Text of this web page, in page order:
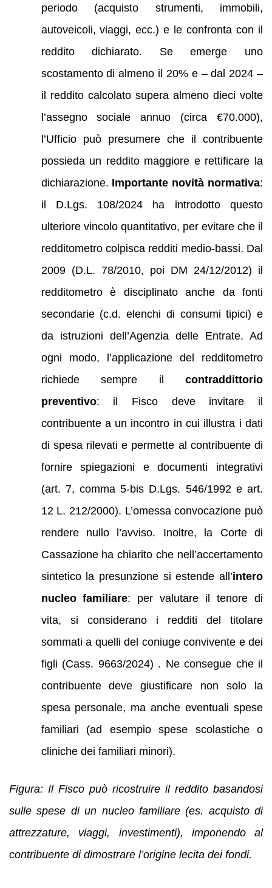
periodo (acquisto strumenti, immobili,
autoveicoli, viaggi, ecc.) e le confronta con il
reddito dichiarato. Se emerge uno
scostamento di almeno il 20% e – dal 2024 –
il reddito calcolato supera almeno dieci volte
l’assegno sociale annuo (circa €70.000),
l’Ufficio può presumere che il contribuente
possieda un reddito maggiore e rettificare la
dichiarazione. Importante novità normativa:
il D.Lgs. 108/2024 ha introdotto questo
ulteriore vincolo quantitativo, per evitare che il
redditometro colpisca redditi medio-bassi. Dal
2009 (D.L. 78/2010, poi DM 24/12/2012) il
redditometro è disciplinato anche da fonti
secondarie (c.d. elenchi di consumi tipici) e
da istruzioni dell’Agenzia delle Entrate. Ad
ogni modo, l’applicazione del redditometro
richiede sempre il contraddittorio
preventivo: il Fisco deve invitare il
contribuente a un incontro in cui illustra i dati
di spesa rilevati e permette al contribuente di
fornire spiegazioni e documenti integrativi
(art. 7, comma 5-bis D.Lgs. 546/1992 e art.
12 L. 212/2000). L’omessa convocazione può
rendere nullo l’avviso. Inoltre, la Corte di
Cassazione ha chiarito che nell’accertamento
sintetico la presunzione si estende all’intero
nucleo familiare: per valutare il tenore di
vita, si considerano i redditi del titolare
sommati a quelli del coniuge convivente e dei
figli (Cass. 9663/2024) . Ne consegue che il
contribuente deve giustificare non solo la
spesa personale, ma anche eventuali spese
familiari (ad esempio spese scolastiche o
cliniche dei familiari minori).
Figura: Il Fisco può ricostruire il reddito basandosi
sulle spese di un nucleo familiare (es. acquisto di
attrezzature, viaggi, investimenti), imponendo al
contribuente di dimostrare l’origine lecita dei fondi.